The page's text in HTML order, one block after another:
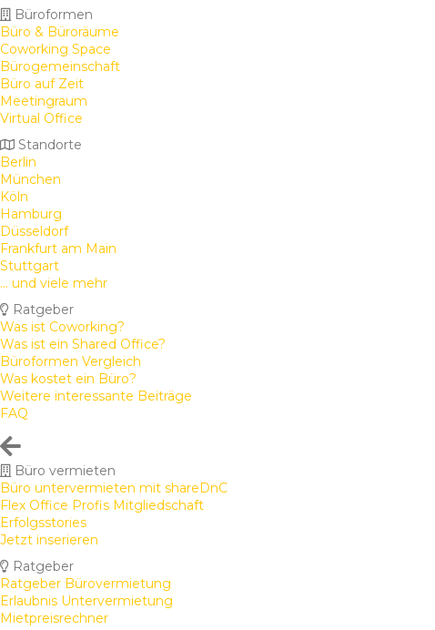
Büroformen
Büro & Büroräume
Coworking Space
Bürogemeinschaft
Büro auf Zeit
Meetingraum
Virtual Office
Standorte
Berlin
München
Köln
Hamburg
Düsseldorf
Frankfurt am Main
Stuttgart
... und viele mehr
Ratgeber
Was ist Coworking?
Was ist ein Shared Office?
Büroformen Vergleich
Was kostet ein Büro?
Weitere interessante Beiträge
FAQ
Büro vermieten
Büro untervermieten mit shareDnC
Flex Office Profis Mitgliedschaft
Erfolgsstories
Jetzt inserieren
Ratgeber
Ratgeber Bürovermietung
Erlaubnis Untervermietung
Mietpreisrechner